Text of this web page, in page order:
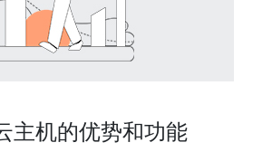
主机的优势和功能